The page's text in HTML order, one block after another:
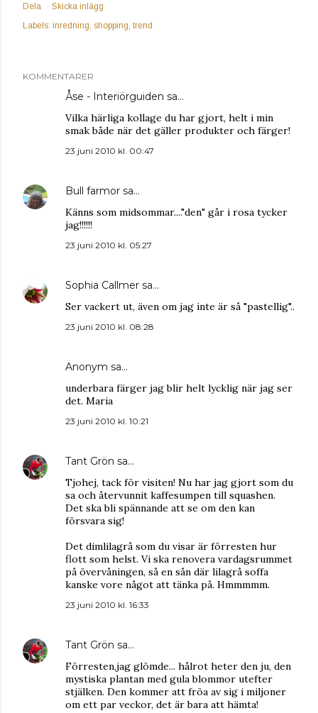
Dela
Skicka inlägg
Labels: inredning shopping trend
KOMMENTARER
Åse - Interiörguiden sa…
Vilka härliga kollage du har gjort, helt i min
smak både när det gäller produkter och färger!
23 juni 2010 kl. 00:47
Bull farmor sa…
Känns som midsommar...."den" går i rosa tycker
jag!!!!!!
23 juni 2010 kl. 05:27
Sophia Callmer sa…
Ser vackert ut, även om jag inte är så "pastellig"..
23 juni 2010 kl. 08:28
Anonym sa…
underbara färger jag blir helt lycklig när jag ser
det. Maria
23 juni 2010 kl. 10:21
Tant Grön sa…
Tjohej, tack för visiten! Nu har jag gjort som du
sa och återvunnit kaffesumpen till squashen.
Det ska bli spännande att se om den kan
försvara sig!
Det dimlilagrå som du visar är förresten hur
flott som helst. Vi ska renovera vardagsrummet
på övervåningen, så en sån där lilagrå soffa
kanske vore något att tänka på. Hmmmmm.
23 juni 2010 kl. 16:33
Tant Grön sa…
Förresten,jag glömde... hålrot heter den ju, den
mystiska plantan med gula blommor utefter
stjälken. Den kommer att fröa av sig i miljoner
om ett par veckor, det är bara att hämta!